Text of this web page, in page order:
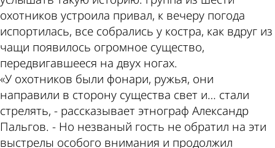
охотников устроила привал, к вечеру погода
испортилась, все собрались у костра, как вдруг из
чащи появилось огромное существо,
передвигавшееся на двух ногах.
«У охотников были фонари, ружья, они
направили в сторону существа свет и… стали
стрелять, - рассказывает этнограф Александр
Пальгов. - Но незваный гость не обратил на эти
выстрелы особого внимания и продолжил